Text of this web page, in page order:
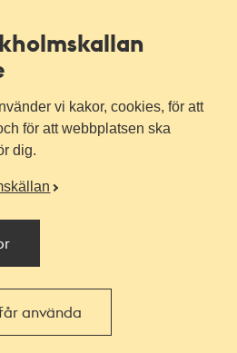
vi kakor, cookies, för att
för att webbplatsen ska
dig.
använda